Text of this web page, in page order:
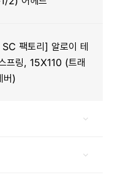
팩토리] 알로이 테
프링, 15X110 (트래
버)